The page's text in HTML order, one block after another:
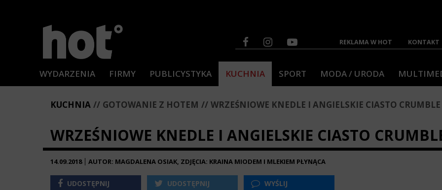
REKLAMA W HOT KONTAKT
WYDARZENIA FIRMY PUBLICYSTYKA KUCHNIA SPORT MODA / URODA
KUCHNIA GOTOWANIE Z HOTEM WRZEŚNIOWE KNEDLE I ANGIELSKIE CIASTO CRUMBLE
WRZEŚNIOWE KNEDLE I ANGIELSKIE CIASTO
14.09.2018 AUTOR: MAGDALENA OSIAK, ZDJĘCIA: KRAINA MIODEM I MLEKIEM PŁYNĄCA
UDOSTĘPNIJ UDOSTĘPNIJ WYŚLIJ